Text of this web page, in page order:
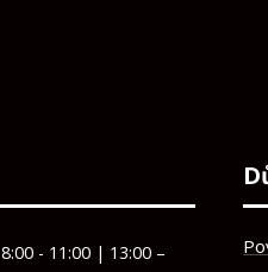
8:00 - 11:00 | 13:00 –